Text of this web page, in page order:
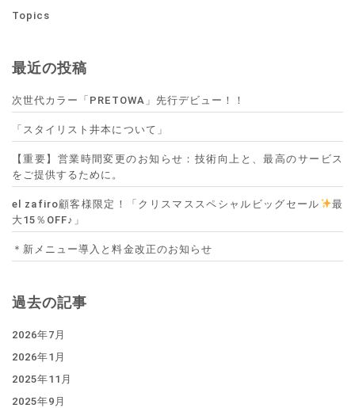
Topics
最近の投稿
次世代カラー「PRETOWA」先行デビュー！！
「スタイリスト井本について」
【重要】営業時間変更のお知らせ：技術向上と、最高のサービス
をご提供するために。
el zafiro顧客様限定！「クリスマススペシャルビッグセール
最
大15％OFF♪」
＊新メニュー導入と料金改正のお知らせ
過去の記事
2026年7月
2026年1月
2025年11月
2025年9月